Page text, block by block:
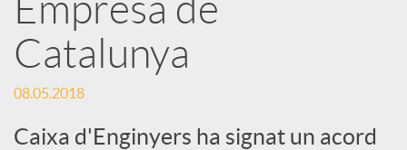
s
S
Empresa de
Catalunya
08.05.2018
Caixa d'Enginyers ha signat un acord